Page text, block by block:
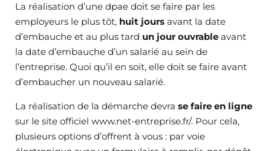
La réalisation d’une dpae doit se faire par les
employeurs le plus tôt, huit jours avant la date
d’embauche et au plus tard un jour ouvrable avant
la date d’embauche d’un salarié au sein de
l’entreprise. Quoi qu’il en soit, elle doit se faire avant
d’embaucher un nouveau salarié.
La réalisation de la démarche devra se faire en ligne
sur le site officiel www.net-entreprise.fr/. Pour cela,
plusieurs options d’offrent à vous : par voie